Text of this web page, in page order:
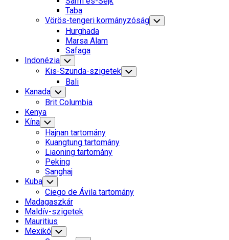
Taba
Vörös-tengeri kormányzóság Toggle
Child
Hurghada
Marsa Alam
Safaga
Indonézia Toggle
Child
Menu
Kis-Szunda-szigetek Toggle
Child
Bali
Kanada Toggle
Child
Menu
Brit Columbia
Kenya
Kína Toggle
Child
Menu
Hajnan tartomány
Kuangtung tartomány
Liaoning tartomány
Peking
Sanghaj
Kuba Toggle
Child
Menu
Ciego de Ávila tartomány
Madagaszkár
Maldív-szigetek
Mauritius
Mexikó Toggle